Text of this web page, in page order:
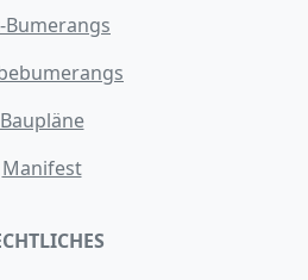
Bumerangs
Baupläne
Manifest